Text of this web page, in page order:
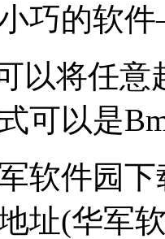
巧的软
以将任
可以是
软件园
址(华军